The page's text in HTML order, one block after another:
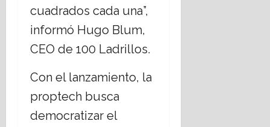
cuadrados cada una”,
informó Hugo Blum,
CEO de 100 Ladrillos.
Con el lanzamiento, la
proptech busca
democratizar el